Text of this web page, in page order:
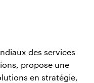
des services
propose une
en stratégie,